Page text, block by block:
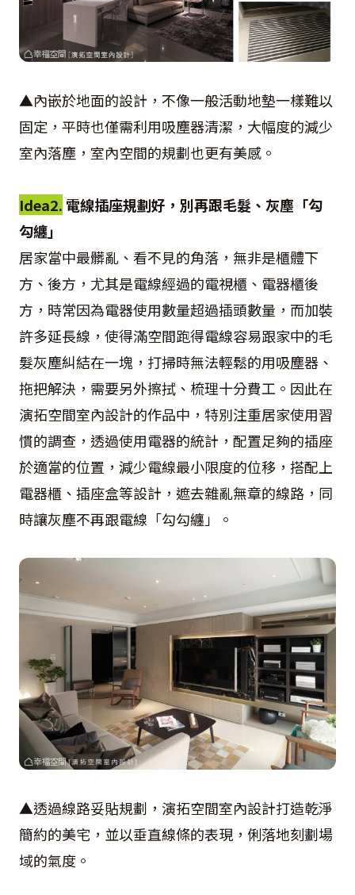
▲內嵌於地面的設計，不像一般活動地墊一樣難以
固定，平時也僅需利用吸塵器清潔，大幅度的減少
室內落塵，室內空間的規劃也更有美感。
Idea2. 電線插座規劃好，別再跟毛髮、灰塵「勾
勾纏」
居家當中最髒亂、看不見的角落，無非是櫃體下
方、後方，尤其是電線經過的電視櫃、電器櫃後
方，時常因為電器使用數量超過插頭數量，而加裝
許多延長線，使得滿空間跑得電線容易跟家中的毛
髮灰塵糾結在一塊，打掃時無法輕鬆的用吸塵器、
拖把解決，需要另外擦拭、梳理十分費工。因此在
演拓空間室內設計的作品中，特別注重居家使用習
慣的調查，透過使用電器的統計，配置足夠的插座
於適當的位置，減少電線最小限度的位移，搭配上
電器櫃、插座盒等設計，遮去雜亂無章的線路，同
時讓灰塵不再跟電線「勾勾纏」。
▲透過線路妥貼規劃，演拓空間室內設計打造乾淨
簡約的美宅，並以垂直線條的表現，俐落地刻劃場
域的氣度。